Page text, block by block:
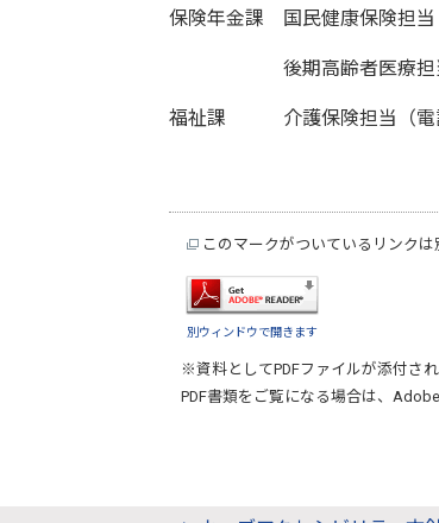
保険年金課 国民健康保険担当
後期高齢者医療担当（
福祉課 介護保険担当（電話
このマークがついているリンク
別ウィンドウで開きます
※資料としてPDFファイルが添付され
PDF書類をご覧になる場合は、